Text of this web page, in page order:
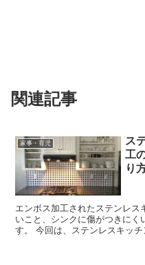
関連記事
家事・育児
ス
工
り
エンボス加工されたステンレスキッチン
いこと、シンクに傷がつきにくいし、 ついても目立
す。 今回は、ステンレスキッチンのエンボス加工のシンクを いつま